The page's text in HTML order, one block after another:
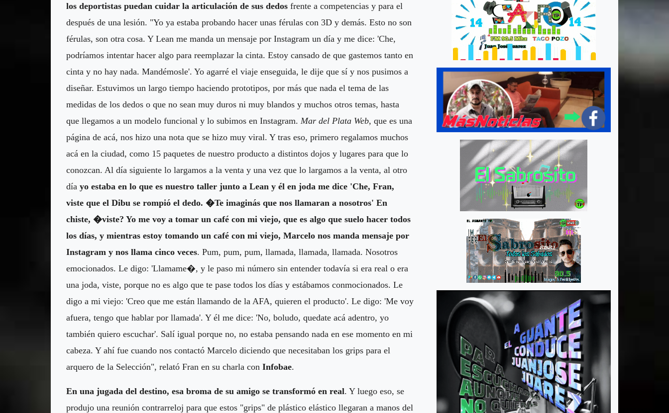
los deportistas puedan cuidar la articulación de sus dedos frente a competencias y para el
después de una lesión. "Yo ya estaba probando hacer unas férulas con 3D y demás. Esto no son
férulas, son otra cosa. Y Lean me manda un mensaje por Instagram un día y me dice: 'Che,
podríamos intentar hacer algo para reemplazar la cinta. Estoy cansado de que gastemos tanto en
cinta y no hay nada. Mandémosle'. Yo agarré el viaje enseguida, le dije que sí y nos pusimos a
diseñar. Estuvimos un largo tiempo haciendo prototipos, por más que nada el tema de las
medidas de los dedos o que no sean muy duros ni muy blandos y muchos otros temas, hasta
que llegamos a un modelo funcional y lo subimos en Instagram. Mar del Plata Web, que es una
página de acá, nos hizo una nota que se hizo muy viral. Y tras eso, primero regalamos muchos
acá en la ciudad, como 15 paquetes de nuestro producto a distintos dojos y lugares para que lo
conozcan. Al día siguiente lo largamos a la venta y una vez que lo largamos a la venta, al otro
día yo estaba en lo que es nuestro taller junto a Lean y él en joda me dice 'Che, Fran,
viste que el Dibu se rompió el dedo. �Te imaginás que nos llamaran a nosotros' En
chiste, �viste? Yo me voy a tomar un café con mi viejo, que es algo que suelo hacer todos
los días, y mientras estoy tomando un café con mi viejo, Marcelo nos manda mensaje por
Instagram y nos llama cinco veces. Pum, pum, pum, llamada, llamada, llamada. Nosotros
emocionados. Le digo: 'Llamame�, y le paso mi número sin entender todavía si era real o era
una joda, viste, porque no es algo que te pase todos los días y estábamos conmocionados. Le
digo a mi viejo: 'Creo que me están llamando de la AFA, quieren el producto'. Le digo: 'Me voy
afuera, tengo que hablar por llamada'. Y él me dice: 'No, boludo, quedate acá adentro, yo
también quiero escuchar'. Salí igual porque no, no estaba pensando nada en ese momento en mi
cabeza. Y ahí fue cuando nos contactó Marcelo diciendo que necesitaban los grips para el
arquero de la Selección", relató Fran en su charla con Infobae.
En una jugada del destino, esa broma de su amigo se transformó en real. Y luego eso, se
produjo una reunión contrarreloj para que estos "grips" de plástico elástico llegaran a manos del